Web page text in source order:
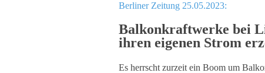
Berliner Zeitung 25.05.2023:
Balkonkraftwerke bei
ihren eigenen Strom
Es herrscht zurzeit ein Boom um